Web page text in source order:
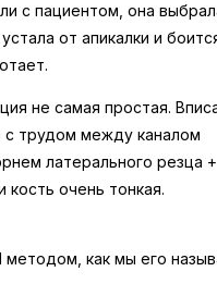
с пациентом, она
от апикалки и
не самая простая.
с трудом между каналом
латерального резца +
кость очень тонкая.
методом, как мы его